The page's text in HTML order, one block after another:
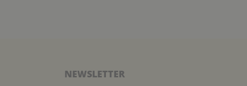
NEWSLETTER